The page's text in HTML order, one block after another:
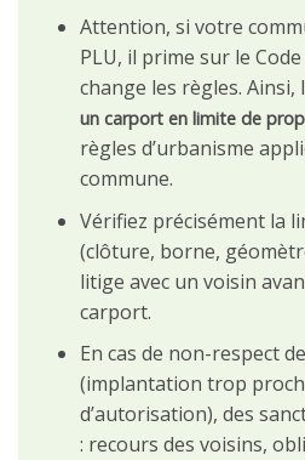
Attention, si votre
PLU, il prime sur le
change les règles. Ainsi,
un carport en limite de
règles d’urbanisme
commune.
Vérifiez précisément la
(clôture, borne,
litige avec un voisin
carport.
En cas de non-respect
(implantation trop
d’autorisation), des
: recours des voisins,